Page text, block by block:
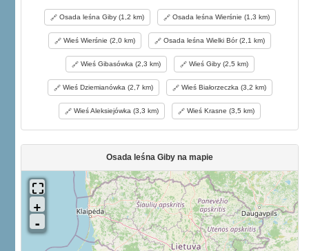
Osada leśna Giby (1,2 km) Osada leśna Wierśnie (1,3 km)
Wieś Wierśnie (2,0 km) Osada leśna Wielki Bór (2,1 km)
Wieś Gibasówka (2,3 km) Wieś Giby (2,5 km)
Wieś Dziemianówka (2,7 km) Wieś Białorzeczka (3,2 km)
Wieś Aleksiejówka (3,3 km) Wieś Krasne (3,5 km)
Osada leśna Giby na mapie